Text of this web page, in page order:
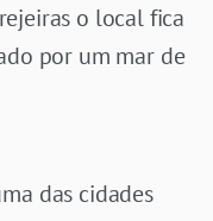
o local fica
por um mar de
das cidades